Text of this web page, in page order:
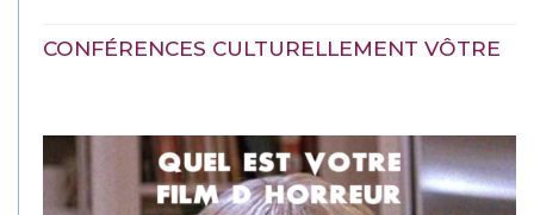
CONFÉRENCES CULTURELLEMENT VÔTRE